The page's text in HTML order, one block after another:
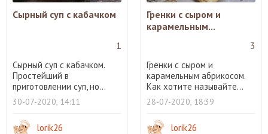
Сырный суп с кабачком
1
Сырный суп с кабачком.
Простейший в
приготовлении суп, но...
30-07-2020, 14:11
lorik26
Гренки с сыром и
карамельным...
3
Гренки с сыром и
карамельным абрикосом.
Как хотите называйте...
28-07-2020, 18:39
lorik26